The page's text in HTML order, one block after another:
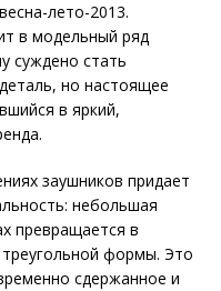
лето-2013.
в модельный ряд
суждено стать
но настоящее
в яркий,
заушников придает
небольшая
превращается в
формы. Это
сдержанное и